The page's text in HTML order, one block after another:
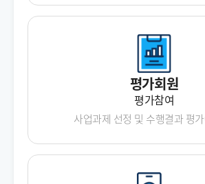
평가회원
평가참여
사업과제 선정 및 수행결과 평